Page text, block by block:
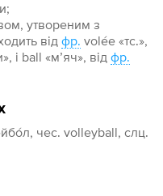
утвореним з
від фр. volée «тс.»,
і ball «м’яч», від фр.
чес. volleyball, слц.